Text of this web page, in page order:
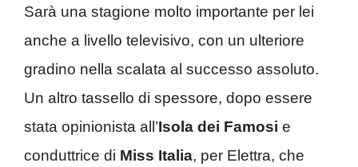
Sarà una stagione molto importante per lei
anche a livello televisivo, con un ulteriore
gradino nella scalata al successo assoluto.
Un altro tassello di spessore, dopo essere
stata opinionista all’Isola dei Famosi e
conduttrice di Miss Italia, per Elettra, che